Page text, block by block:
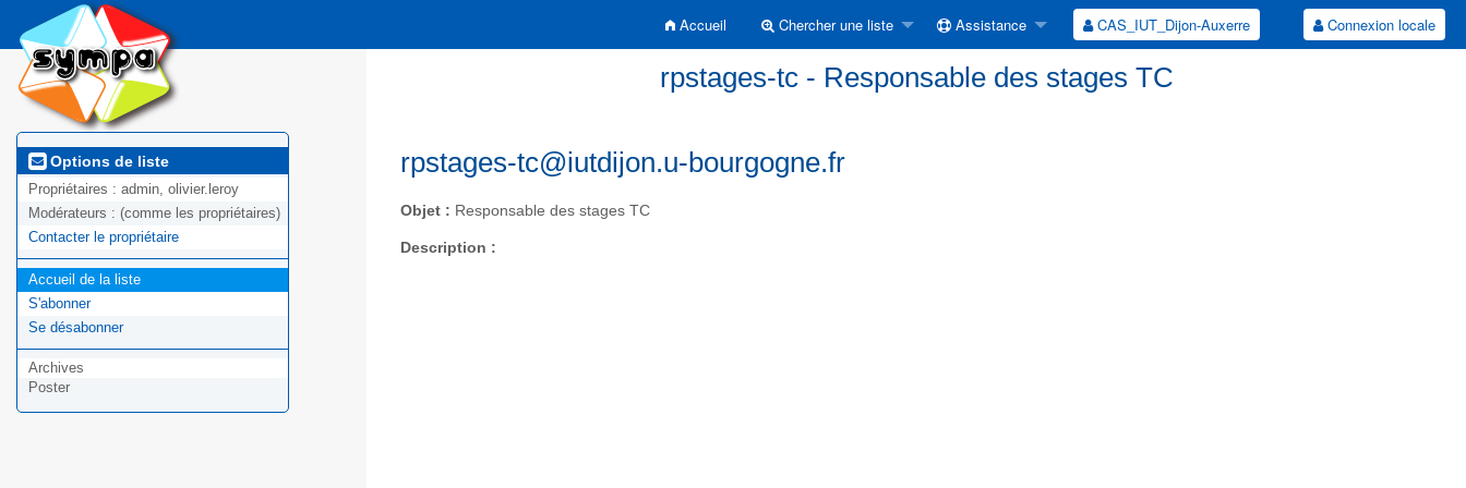
Accueil Chercher une liste Assistance CAS_IUT_Dijon-Auxerre Connexion locale
rpstages-tc - Responsable des stages TC
Options de liste
Propriétaires : admin, olivier.leroy
Modérateurs : (comme les propriétaires)
Contacter le propriétaire
Accueil de la liste
S'abonner
Se désabonner
Archives
Poster
rpstages-tc@iutdijon.u-bourgogne.fr
Objet : Responsable des stages TC
Description :